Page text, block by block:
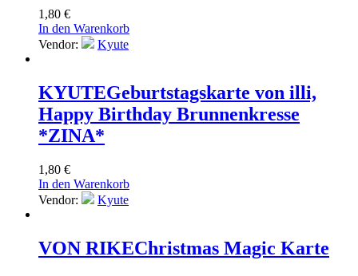
1,80 €
In den Warenkorb
Vendor:
Kyute
KYUTEGeburtstagskarte von illi,
Happy Birthday Brunnenkresse
*ZINA*
1,80 €
In den Warenkorb
Vendor:
Kyute
VON RIKEChristmas Magic Karte